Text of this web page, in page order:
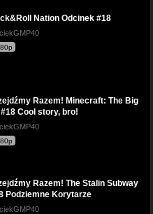
Nation Odcinek #18
Razem! Minecraft: The Big
Cool story, bro!
Razem! The Stalin Subway
Podziemne Korytarze